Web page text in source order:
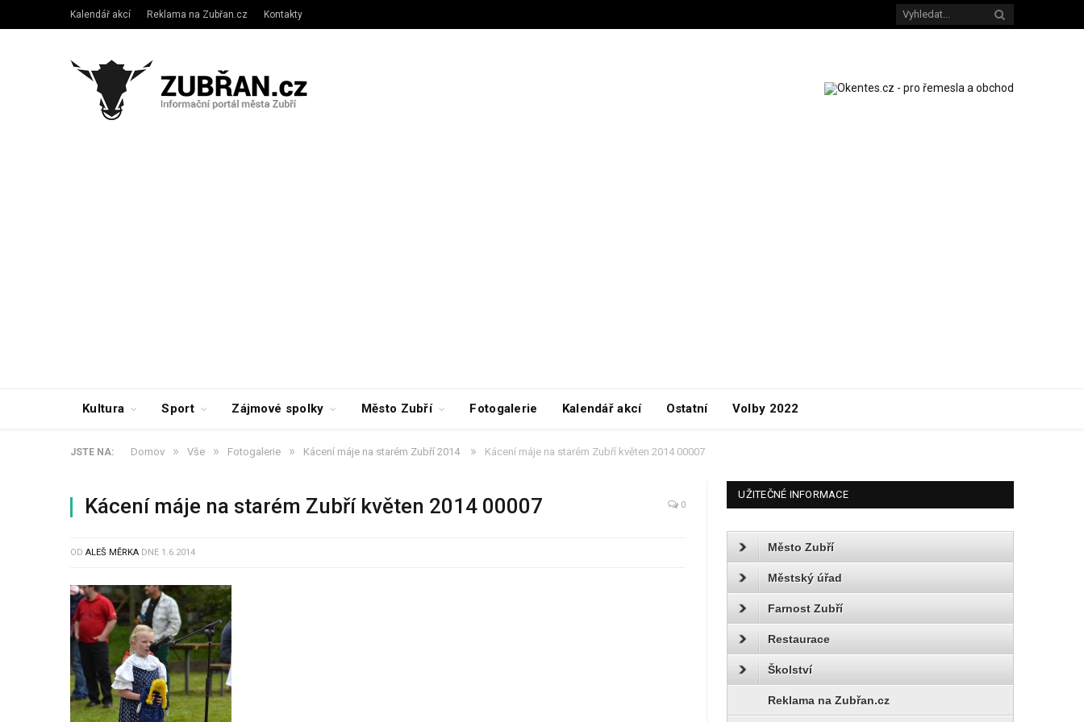
Kalendář akcí Reklama na Zubřan.cz Kontakty
Kultura Sport Zájmové spolky Město Zubří Fotogalerie Kalendář akcí Ostatní Volby 2022
JSTE NA: Domov » Vše » Fotogalerie » Kácení máje na starém Zubří 2014 » Kácení máje na starém Zubří květen 2014 00007
Kácení máje na starém Zubří květen 2014 00007 0
OD ALEŠ MĚRKA DNE 1.6.2014
UŽITEČNÉ INFORMACE
Město Zubří
Městský úřad
Farnost Zubří
Restaurace
Školství
Reklama na Zubřan.cz